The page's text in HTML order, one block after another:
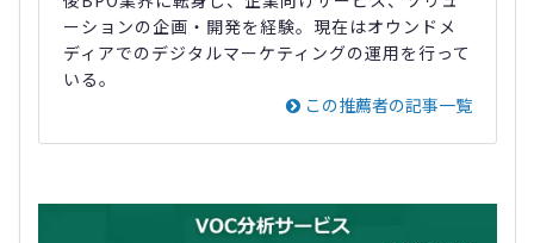
ーションの企画・開発を経験。現在はオウンドメ
ディアでのデジタルマーケティングの運用を行って
いる。
この推薦者の記事一覧